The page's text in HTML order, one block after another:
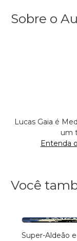
Sobre o
Lucas Gaia é
um
Entenda
Você
Super-Aldeão